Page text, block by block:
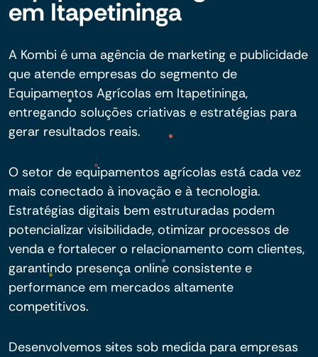
em Itapetininga
A Kombi é uma agência de marketing e publicidade
que atende empresas do segmento de
Equipamentos Agrícolas em Itapetininga,
entregando soluções criativas e estratégias para
gerar resultados reais.
O setor de equipamentos agrícolas está cada vez
mais conectado à inovação e à tecnologia.
Estratégias digitais bem estruturadas podem
potencializar visibilidade, otimizar processos de
venda e fortalecer o relacionamento com clientes,
garantindo presença online consistente e
performance em mercados altamente
competitivos.
Desenvolvemos sites sob medida para empresas